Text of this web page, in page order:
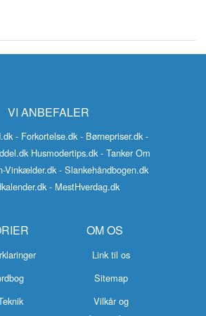
VI ANBEFALER
- Forkortelse.dk - Børnepriser.dk -
Husmodertips.dk - Tanker Om
Vinkælder.dk - Slankehåndbogen.dk
- MestHverdag.dk
OM OS
Link til os
Sitemap
Vilkår og